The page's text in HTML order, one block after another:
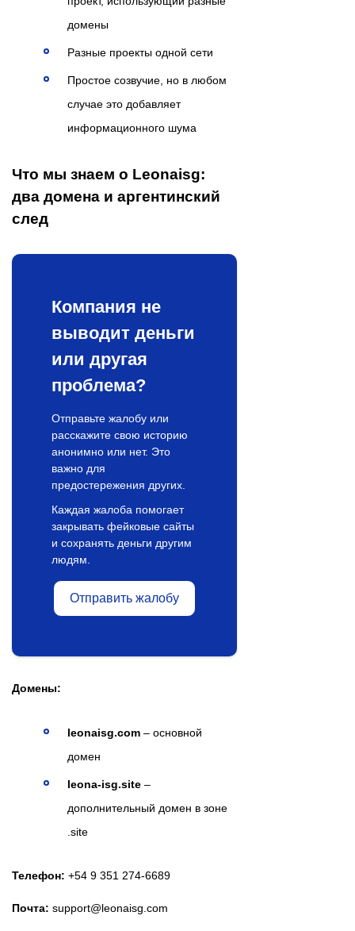
домены
Разные проекты одной сети
Простое созвучие, но в любом
случае это добавляет
информационного шума
Что мы знаем о Leonaisg:
два домена и аргентинский
след
Компания не
выводит деньги
или другая
проблема?
Отправьте жалобу или
расскажите свою историю
анонимно или нет. Это
важно для
предостережения других.
Каждая жалоба помогает
закрывать фейковые сайты
и сохранять деньги другим
людям.
Отправить жалобу
Домены:
leonaisg.com – основной
домен
leona-isg.site –
дополнительный домен в зоне
.site
Телефон: +54 9 351 274-6689
Почта: support@leonaisg.com